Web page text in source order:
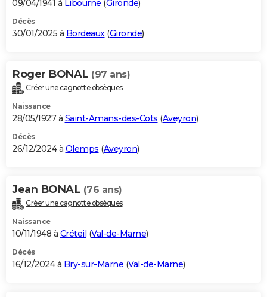
09/04/1941 à Libourne (Gironde)
Décès
30/01/2025 à Bordeaux(Gironde)
Roger BONAL (97 ans)
Créer une cagnotte obsèques
Naissance
28/05/1927 à Saint-Amans-des-Cots (Aveyron)
Décès
26/12/2024 à Olemps (Aveyron)
Jean BONAL (76 ans)
Créer une cagnotte obsèques
Naissance
10/11/1948 à Créteil (Val-de-Marne)
Décès
16/12/2024 à Bry-sur-Marne (Val-de-Marne)